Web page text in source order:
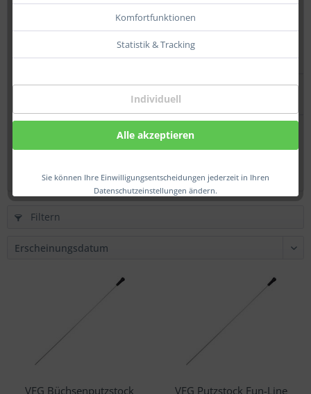
Komfortfunktionen
Statistik & Tracking
Individuell
Alle akzeptieren
Sie können Ihre Einwilligungsentscheidungen jederzeit in Ihren
Datenschutzeinstellungen ändern.
Lupus Teflon Fett, 50g
Filtern
VFG Büchsenputzstock
VFG Putzstock Fun-Line